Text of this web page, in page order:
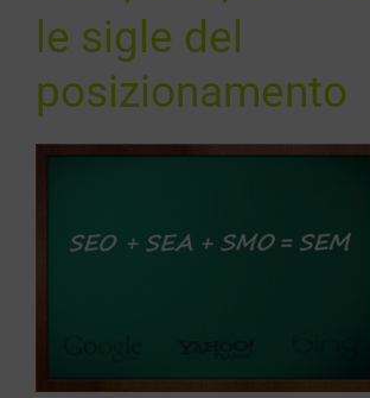
le sigle del
posizionamento